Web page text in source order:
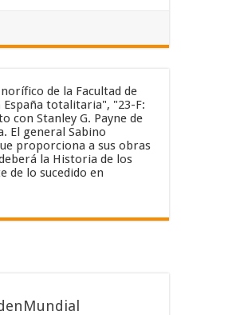
de la Facultad de
totalitaria", "23-F:
con Stanley G. Payne de
El general Sabino
proporciona a sus obras
la Historia de los
de lo sucedido en